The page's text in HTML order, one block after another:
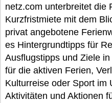
netz.com unterbreitet die
Kurzfristmiete mit dem
privat angebotene
es Hintergrundtipps für
Ausflugstipps und Ziele
für die aktiven Ferien,
Kulturreise oder Sport im
Aktivitäten und Aktionen